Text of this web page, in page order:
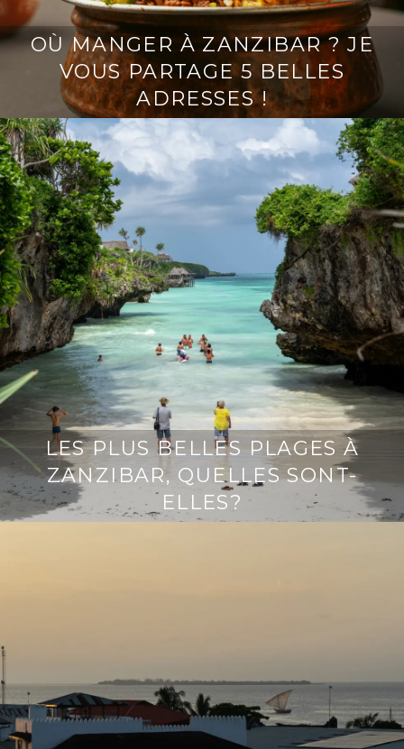
OÙ MANGER À ZANZIBAR ? JE
VOUS PARTAGE 5 BELLES
ADRESSES !
LES PLUS BELLES PLAGES À
ZANZIBAR, QUELLES SONT-
ELLES?